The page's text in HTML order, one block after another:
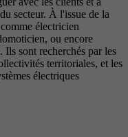
secteur. À l'issue de la
électricien
ou encore
Ils sont recherchés par les
territoriales, et les
électriques